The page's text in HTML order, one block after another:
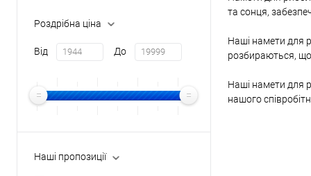
Роздрібна ціна
Від До
Наші пропозиції
та сонця,
Наші намети для
розбираються, що
Наші намети для
нашого